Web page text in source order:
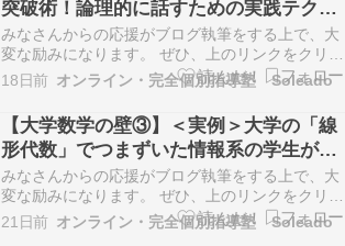
ま…
突破術！論理的に話すための実践テクニ
ック（攻略法編）
みなさんからの応援がブログ執筆をする上で、大
変な励みになります。 ぜひ、上のリンクをクリッ
クをお願いします。 こんにちは！オンライン・完
全個別指導塾Soleado（ソレアード）です。 全3
回でお届けしている【TEAPスピーキング対策連
載】。 第1回では、一昨日のTEAP試験の振…
18日前 オンライン・完全個別指導塾 Soleado
【大学数学の壁③】＜実例＞大学の「線
形代数」でつまずいた情報系の学生が、
基礎から講義を理解できるようになった
理由
みなさんからの応援がブログ執筆をする上で、大
変な励みになります。 ぜひ、上のリンクをクリッ
クをお願いします。 こんにちは。オンライン・完
全個別指導塾Soleado（ソレアド）です。 第1
21日前 オンライン・完全個別指導塾 Soleado